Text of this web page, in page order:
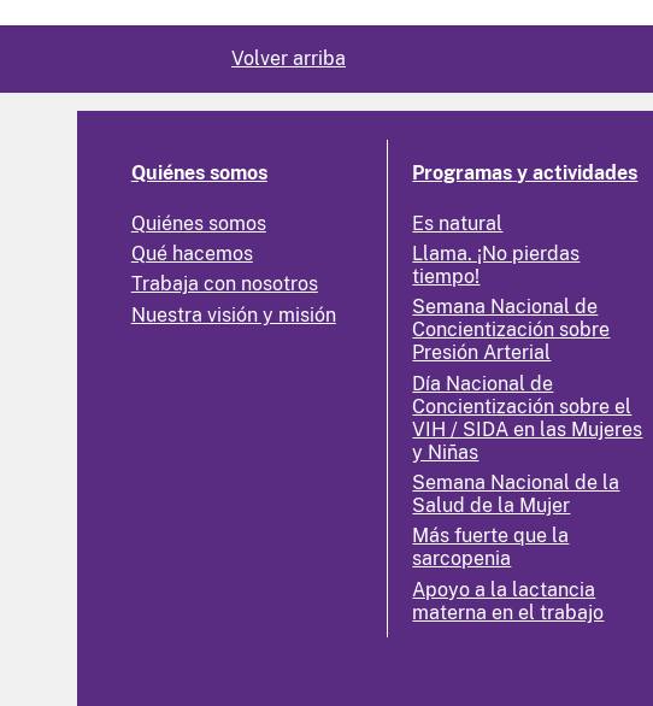
Volver arriba
Quiénes somos
Quiénes somos
Qué hacemos
Trabaja con nosotros
Nuestra visión y misión
Programas y actividades
Es natural
Llama. ¡No pierdas
tiempo!
Semana Nacional de
Concientización sobre
Presión Arterial
Día Nacional de
Concientización sobre el
VIH / SIDA en las Mujeres
y Niñas
Semana Nacional de la
Salud de la Mujer
Más fuerte que la
sarcopenia
Apoyo a la lactancia
materna en el trabajo